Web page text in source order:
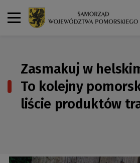
Zasmakuj w
To kolejny
liście produktów